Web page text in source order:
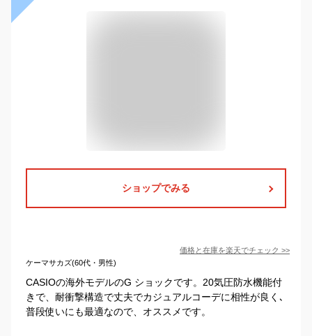
ショップでみる
価格と在庫を楽天でチェック >>
ケーマサカズ(60代・男性)
CASIOの海外モデルのG ショックです。20気圧防水機能付
きで、耐衝撃構造で丈夫でカジュアルコーデに相性が良く､
普段使いにも最適なので、オススメです。